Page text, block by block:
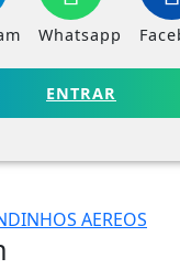
Whatsapp
ENTRAR